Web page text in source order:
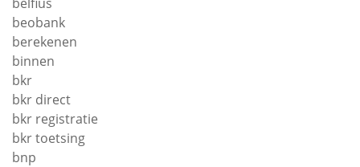
beobank
berekenen
binnen
bkr
bkr direct
bkr registratie
bkr toetsing
bnp